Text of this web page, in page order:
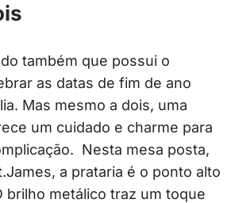
também que possui o
as datas de fim de ano
Mas mesmo a dois, uma
um cuidado e charme para
Nesta mesa posta,
a prataria é o ponto alto
brilho metálico traz um toque